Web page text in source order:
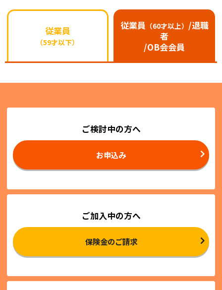
従業員
（59才以下）
従業員 （60才以上） /退職
者
/OB会会員
ご検討中の方へ
お申込み
ご加入中の方へ
保険金のご請求